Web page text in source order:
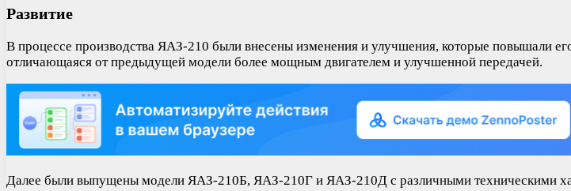
Развитие
В процессе производства ЯАЗ-210 были внесены изменения и улучшения, которые повышали
отличающаяся от предыдущей модели более мощным двигателем и улучшенной передачей.
Далее были выпущены модели ЯАЗ-210Б, ЯАЗ-210Г и ЯАЗ-210Д с различными техническими